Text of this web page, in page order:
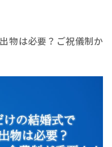
物は必要？ご祝儀制か